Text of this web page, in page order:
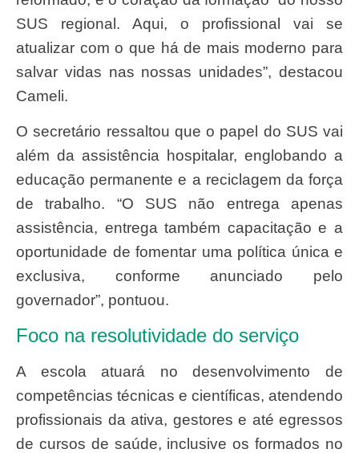
SUS regional. Aqui, o profissional vai se
atualizar com o que há de mais moderno para
salvar vidas nas nossas unidades”, destacou
Cameli.
O secretário ressaltou que o papel do SUS vai
além da assistência hospitalar, englobando a
educação permanente e a reciclagem da força
de trabalho. “O SUS não entrega apenas
assistência, entrega também capacitação e a
oportunidade de fomentar uma política única e
exclusiva, conforme anunciado pelo
governador”, pontuou.
Foco na resolutividade do serviço
A escola atuará no desenvolvimento de
competências técnicas e científicas, atendendo
profissionais da ativa, gestores e até egressos
de cursos de saúde, inclusive os formados no